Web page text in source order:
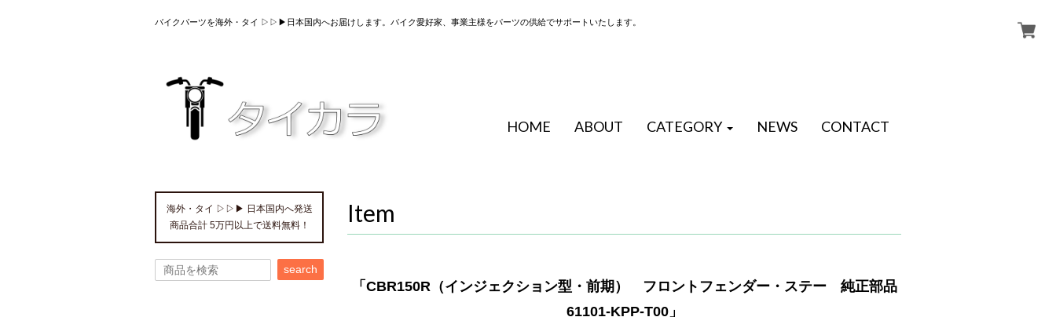
バイクパーツを海外・タイ ▷▷▶日本国内へお届けします。バイク愛好家、事業主様をパーツの供給でサポートいたします。
HOME ABOUT CATEGORY NEWS CONTACT
Item
「CBR150R（インジェクション型・前期） フロントフェンダー・ステー 純正部品
61101-KPP-T00」
海外・タイ ▷▷▶ 日本国内へ発送
商品合計 5万円以上で送料無料！
search